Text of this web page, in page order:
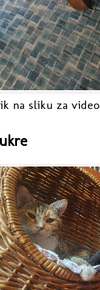
na sliku za video